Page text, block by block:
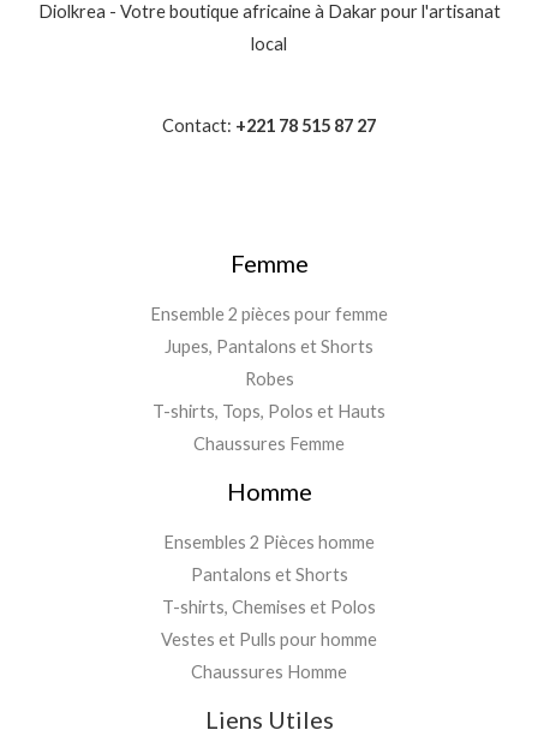
Diolkrea - Votre boutique africaine à Dakar pour l'artisanat
local
Contact: +221 78 515 87 27
Femme
Ensemble 2 pièces pour femme
Jupes, Pantalons et Shorts
Robes
T-shirts, Tops, Polos et Hauts
Chaussures Femme
Homme
Ensembles 2 Pièces homme
Pantalons et Shorts
T-shirts, Chemises et Polos
Vestes et Pulls pour homme
Chaussures Homme
Liens Utiles